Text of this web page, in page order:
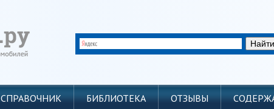
СПРАВОЧНИК БИБЛИОТЕКА ОТЗЫВЫ